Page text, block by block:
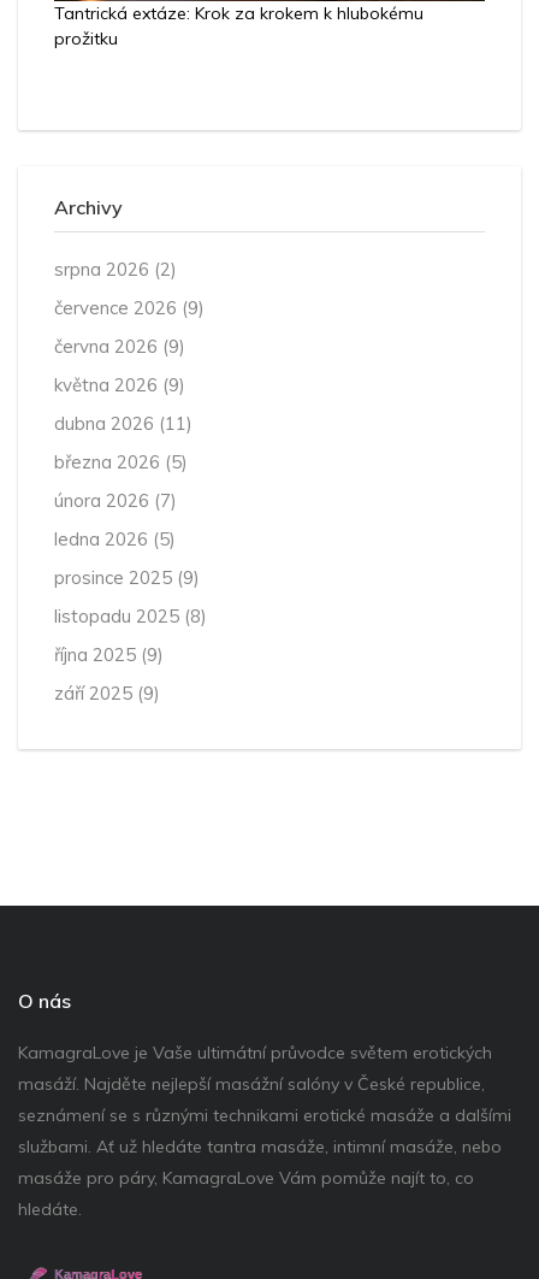
Tantrická extáze: Krok za krokem k hlubokému
prožitku
Archivy
srpna 2026 (2)
července 2026 (9)
června 2026 (9)
května 2026 (9)
dubna 2026 (11)
března 2026 (5)
února 2026 (7)
ledna 2026 (5)
prosince 2025 (9)
listopadu 2025 (8)
října 2025 (9)
září 2025 (9)
O nás
KamagraLove je Vaše ultimátní průvodce světem erotických
masáží. Najděte nejlepší masážní salóny v České republice,
seznámení se s různými technikami erotické masáže a dalšími
službami. Ať už hledáte tantra masáže, intimní masáže, nebo
masáže pro páry, KamagraLove Vám pomůže najít to, co
hledáte.